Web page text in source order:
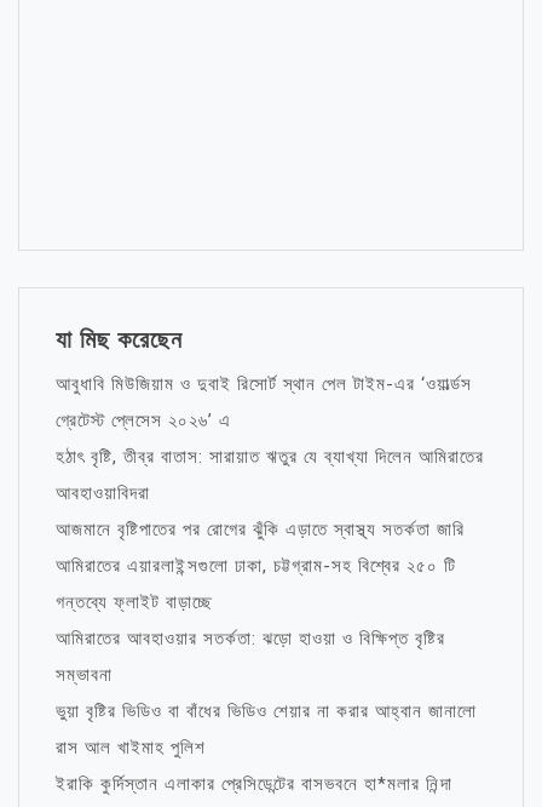
যা মিছ করেছেন
আবুধাবি মিউজিয়াম ও দুবাই রিসোর্ট স্থান পেল টাইম-এর ‘ওয়ার্ল্ডস
গ্রেটেস্ট প্লেসেস ২০২৬’ এ
হঠাৎ বৃষ্টি, তীব্র বাতাস: সারায়াত ঋতুর যে ব্যাখ্যা দিলেন আমিরাতের
আবহাওয়াবিদরা
আজমানে বৃষ্টিপাতের পর রোগের ঝুঁকি এড়াতে স্বাস্থ্য সতর্কতা জারি
আমিরাতের এয়ারলাইন্সগুলো ঢাকা, চট্টগ্রাম-সহ বিশ্বের ২৫০ টি
গন্তব্যে ফ্লাইট বাড়াচ্ছে
আমিরাতের আবহাওয়ার সতর্কতা: ঝড়ো হাওয়া ও বিক্ষিপ্ত বৃষ্টির
সম্ভাবনা
ভুয়া বৃষ্টির ভিডিও বা বাঁধের ভিডিও শেয়ার না করার আহ্বান জানালো
রাস আল খাইমাহ পুলিশ
ইরাকি কুর্দিস্তান এলাকার প্রেসিডেন্টের বাসভবনে হা*মলার নিন্দা